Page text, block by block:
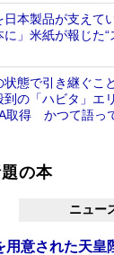
日本製品が支えて
」米紙が報じた“
状態で引き継ぐ
到の「ハビタ」エ
取得 かつて語っ
の本
ニュー
用意された天皇